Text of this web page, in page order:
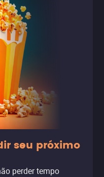
seu próximo
perder tempo